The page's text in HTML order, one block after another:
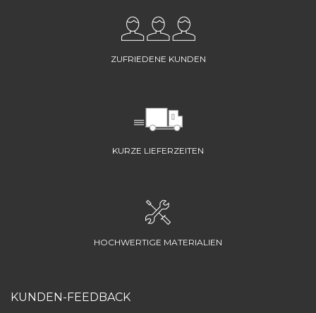
ZUFRIEDENE KUNDEN
KURZE LIEFERZEITEN
HOCHWERTIGE MATERIALIEN
KUNDEN-FEEDBACK